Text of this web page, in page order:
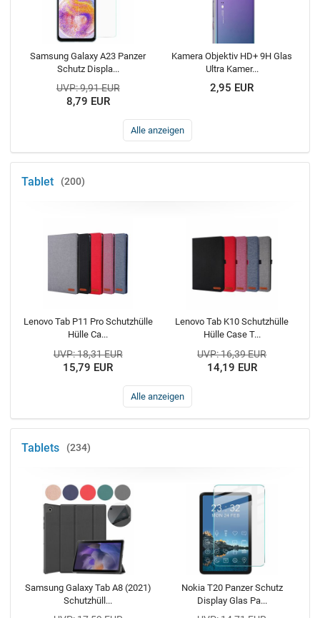
Samsung Galaxy A23 Panzer
Schutz Displa...
UVP: 9,91 EUR
8,79 EUR
Kamera Objektiv HD+ 9H Glas
Ultra Kamer...
2,95 EUR
Alle anzeigen
Tablet 200
Lenovo Tab P11 Pro Schutzhülle
Hülle Ca...
UVP: 18,31 EUR
15,79 EUR
Lenovo Tab K10 Schutzhülle
Hülle Case T...
UVP: 16,39 EUR
14,19 EUR
Alle anzeigen
Tablets 234
Samsung Galaxy Tab A8 (2021)
Schutzhüll...
Nokia T20 Panzer Schutz
Display Glas Pa...